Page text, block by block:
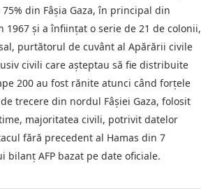
din Fâşia Gaza, în principal din
şi a înfiinţat o serie de 21 de colonii,
purtătorul de cuvânt al Apărării civile
civili care aşteptau să fie distribuite
200 au fost rănite atunci când forţele
trecere din nordul Fâşiei Gaza, folosit
majoritatea civili, potrivit datelor
fără precedent al Hamas din 7
AFP bazat pe date oficiale.